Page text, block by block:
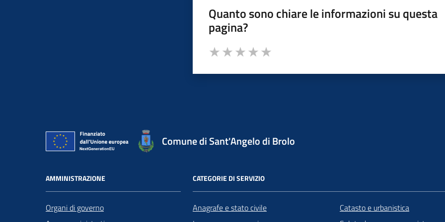
Quanto sono chiare le informazioni su questa
pagina?
Valuta da 1 a 5 stelle la pagina
Comune di Sant'Angelo di Brolo
AMMINISTRAZIONE
Organi di governo
CATEGORIE DI SERVIZIO
Anagrafe e stato civile
Catasto e urbanistica